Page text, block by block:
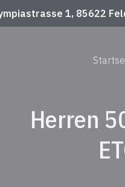
1, 85622
Herren